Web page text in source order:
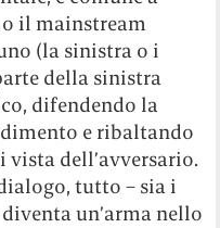
il mainstream
(la sinistra o i
della sinistra
difendendo la
e ribaltando
dell’avversario.
tutto – sia i
un’arma nello